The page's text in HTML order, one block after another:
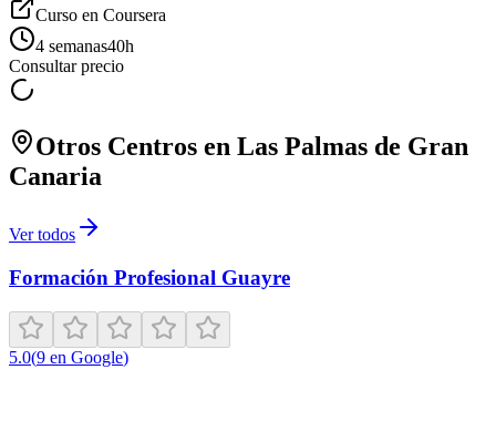
Curso en Coursera
4 semanas40h
Consultar precio
Otros Centros en Las Palmas de Gran
Canaria
Ver todos
Formación Profesional Guayre
5.0(9 en Google)